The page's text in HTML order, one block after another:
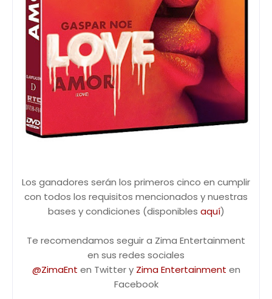
Los ganadores serán los primeros cinco en cumplir
con todos los requisitos mencionados y nuestras
bases y condiciones (disponibles aquí)
Te recomendamos seguir a Zima Entertainment
en sus redes sociales
@ZimaEnt en Twitter y Zima Entertainment en
Facebook